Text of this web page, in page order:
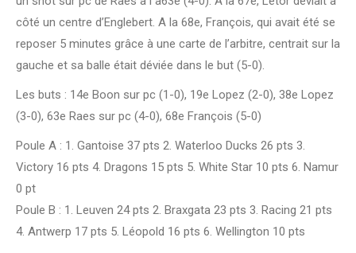
côté un centre d’Englebert. A la 68e, François, qui avait été se
reposer 5 minutes grâce à une carte de l’arbitre, centrait sur la
gauche et sa balle était déviée dans le but (5-0).
Les buts : 14e Boon sur pc (1-0), 19e Lopez (2-0), 38e Lopez
(3-0), 63e Raes sur pc (4-0), 68e François (5-0)
Poule A : 1. Gantoise 37 pts 2. Waterloo Ducks 26 pts 3.
Victory 16 pts 4. Dragons 15 pts 5. White Star 10 pts 6. Namur
0 pt
Poule B : 1. Leuven 24 pts 2. Braxgata 23 pts 3. Racing 21 pts
4. Antwerp 17 pts 5. Léopold 16 pts 6. Wellington 10 pts